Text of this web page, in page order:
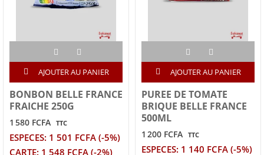
AJOUTER AU PANIER
BONBON BELLE FRANCE
FRAICHE 250G
1 580 FCFA TTC
ESPECES: 1 501 FCFA (-5%)
CARTE: 1 548 FCFA (-2%)
AJOUTER AU PANIER
PUREE DE TOMATE
BRIQUE BELLE FRANCE
500ML
1 200 FCFA TTC
ESPECES: 1 140 FCFA (-5%)